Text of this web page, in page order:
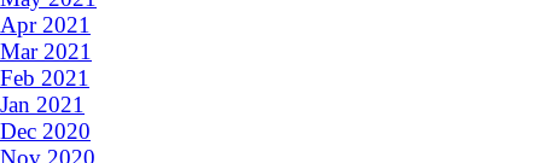
Apr 2021
Mar 2021
Feb 2021
Jan 2021
Dec 2020
Nov 2020